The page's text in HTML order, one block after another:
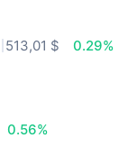
513,01 $
0.29%
0.56%